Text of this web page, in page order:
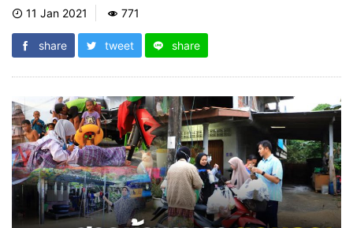
11 Jan 2021 771
share tweet share